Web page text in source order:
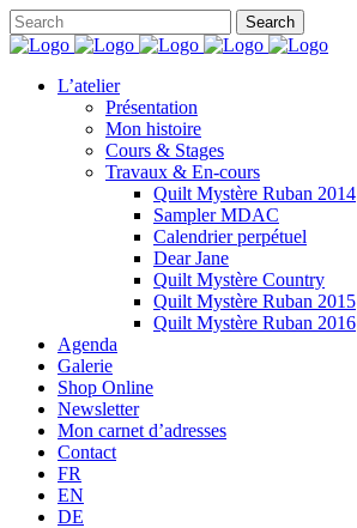
L’atelier
Présentation
Mon histoire
Cours & Stages
Travaux & En-cours
Quilt Mystère Ruban 2014
Sampler MDAC
Calendrier perpétuel
Dear Jane
Quilt Mystère Country
Quilt Mystère Ruban 2015
Quilt Mystère Ruban 2016
Agenda
Galerie
Shop Online
Newsletter
Mon carnet d’adresses
Contact
FR
EN
DE